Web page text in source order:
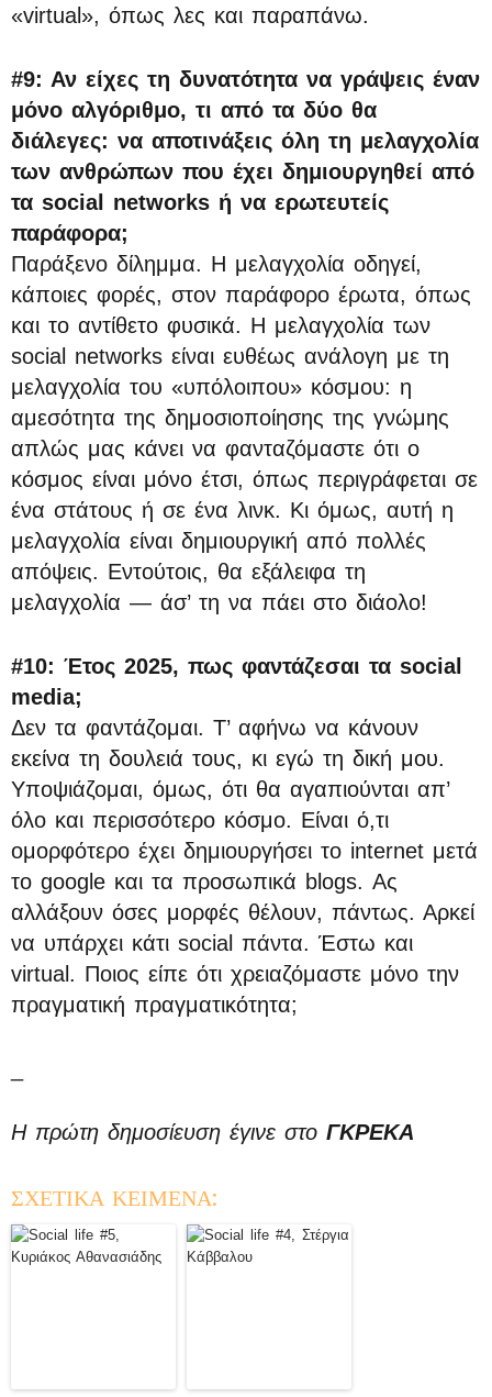
«virtual», όπως λες και παραπάνω.
#9: Αν είχες τη δυνατότητα να γράψεις έναν
μόνο αλγόριθμο, τι από τα δύο θα
διάλεγες: να αποτινάξεις όλη τη μελαγχολία
των ανθρώπων που έχει δημιουργηθεί από
τα social networks ή να ερωτευτείς
παράφορα;
Παράξενο δίλημμα. Η μελαγχολία οδηγεί,
κάποιες φορές, στον παράφορο έρωτα, όπως
και το αντίθετο φυσικά. Η μελαγχολία των
social networks είναι ευθέως ανάλογη με τη
μελαγχολία του «υπόλοιπου» κόσμου: η
αμεσότητα της δημοσιοποίησης της γνώμης
απλώς μας κάνει να φανταζόμαστε ότι ο
κόσμος είναι μόνο έτσι, όπως περιγράφεται σε
ένα στάτους ή σε ένα λινκ. Κι όμως, αυτή η
μελαγχολία είναι δημιουργική από πολλές
απόψεις. Εντούτοις, θα εξάλειφα τη
μελαγχολία ― άσ’ τη να πάει στο διάολο!
#10: Έτος 2025, πως φαντάζεσαι τα social
media;
Δεν τα φαντάζομαι. Τ’ αφήνω να κάνουν
εκείνα τη δουλειά τους, κι εγώ τη δική μου.
Υποψιάζομαι, όμως, ότι θα αγαπιούνται απ’
όλο και περισσότερο κόσμο. Είναι ό,τι
ομορφότερο έχει δημιουργήσει το internet μετά
το google και τα προσωπικά blogs. Ας
αλλάξουν όσες μορφές θέλουν, πάντως. Αρκεί
να υπάρχει κάτι social πάντα. Έστω και
virtual. Ποιος είπε ότι χρειαζόμαστε μόνο την
πραγματική πραγματικότητα;
Η πρώτη δημοσίευση έγινε στο ΓΚΡΕΚΑ
ΣΧΕΤΙΚΑ ΚΕΙΜΕΝΑ: